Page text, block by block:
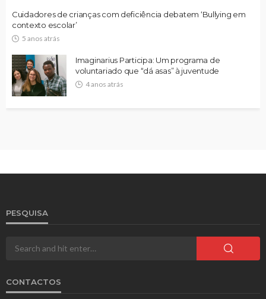
Cuidadores de crianças com deficiência debatem ‘Bullying em
contexto escolar’
5 anos atrás
Imaginarius Participa: Um programa de
voluntariado que “dá asas” à juventude
4 anos atrás
PESQUISA
CONTACTOS